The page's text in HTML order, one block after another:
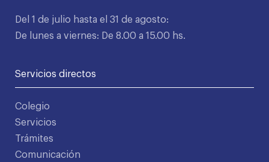
Del 1 de julio hasta el 31 de agosto:
De lunes a viernes: De 8.00 a 15.00 hs.
Servicios directos
Colegio
Servicios
Trámites
Comunicación